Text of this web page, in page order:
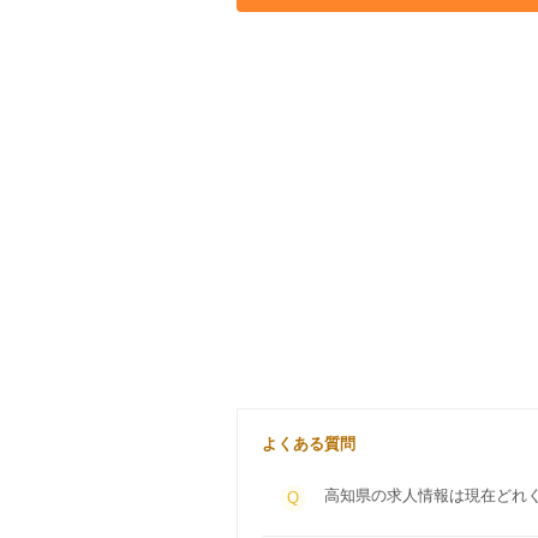
よくある質問
Q 高知県の求人情報は現在どれ